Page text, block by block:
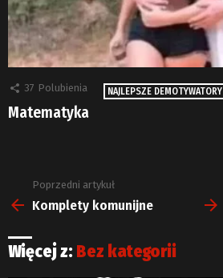
37 Polubienia NAJLEPSZE DEMOTYWATORY
Matematyka
Zobacz
więcej
Poprzedni artykuł
Komplety komunijne
Więcej z: Bez kategorii